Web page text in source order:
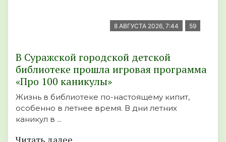
8 АВГУСТА 2026, 7:44 59
В Суражской городской детской
библиотеке прошла игровая программа
«Про 100 каникулы»
Жизнь в библиотеке по-настоящему кипит,
особенно в летнее время. В дни летних
каникул в ...
Читать далее